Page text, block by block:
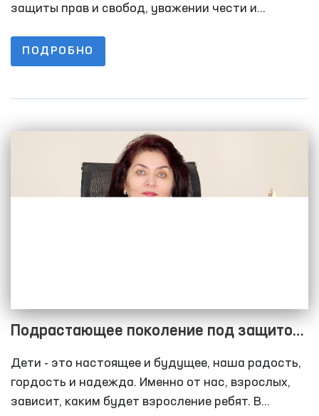
защиты прав и свобод, уважении чести и
увидеть в достигнутых за последние годы
высоких рубежах, повышении благосостояния
ПОДРОБНО
Подрастающее поколение под защитой
государства
Дети - это настоящее и будущее, наша радость,
гордость и надежда. Именно от нас, взрослых,
зависит, каким будет взросление ребят. В